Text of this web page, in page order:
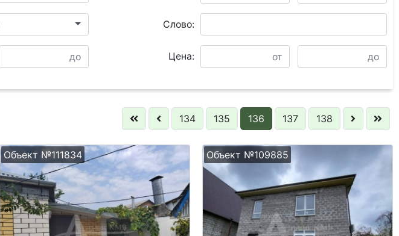
Слово:
Цена:
134 135 136 137 138
Объект №111834 Объект №109885